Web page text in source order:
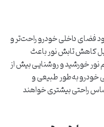
فضای داخلی خودرو راحت‌تر و
کاهش تابش نور باعث
خورشید و روشنایی بیش از
به‌طور طبیعی و
راحتی بیشتری خواهند